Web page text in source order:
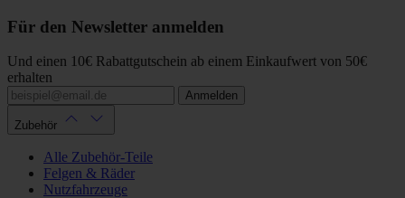
Für den Newsletter anmelden
Und einen 10€ Rabattgutschein ab einem Einkaufwert von 50€
erhalten
Anmelden
Zubehör
Alle Zubehör-Teile
Felgen & Räder
Nutzfahrzeuge